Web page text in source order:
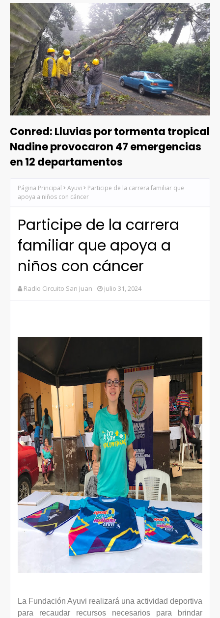
Conred: Lluvias por tormenta tropical
Nadine provocaron 47 emergencias
en 12 departamentos
Página Principal Ayuvi
Participe de la carrera familiar que
apoya a niños con cáncer
Participe de la carrera
familiar que apoya a
niños con cáncer
Radio Circuito San Juan julio 31, 2024
La Fundación Ayuvi realizará una actividad deportiva
para recaudar recursos necesarios para brindar